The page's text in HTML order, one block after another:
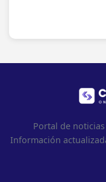
Portal de
Información